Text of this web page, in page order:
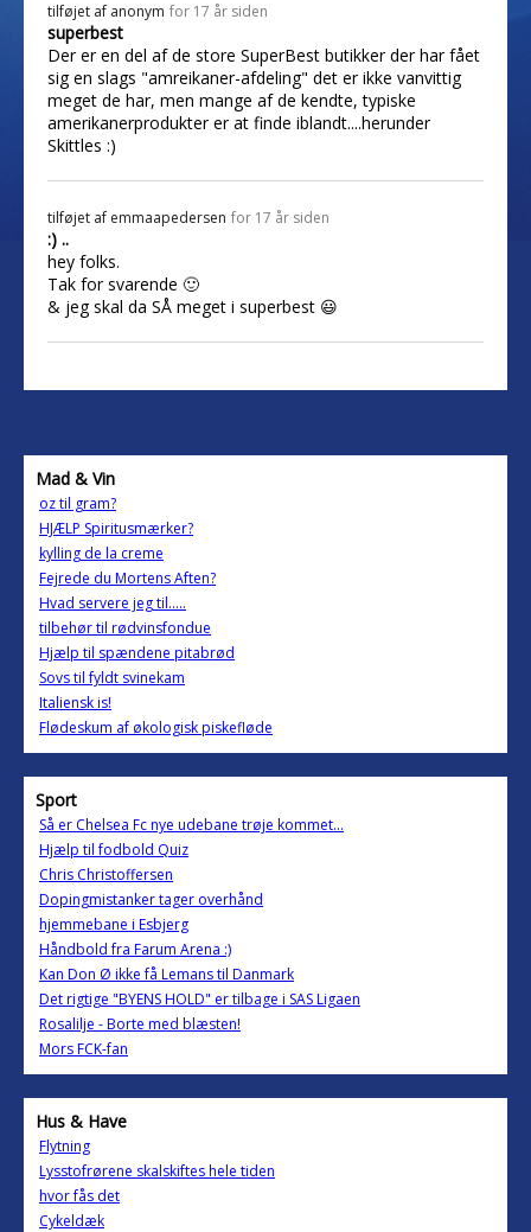
tilføjet af anonym for 17 år siden
superbest
Der er en del af de store SuperBest butikker der har fået
sig en slags "amreikaner-afdeling" det er ikke vanvittig
meget de har, men mange af de kendte, typiske
amerikanerprodukter er at finde iblandt....herunder
Skittles :)
tilføjet af emmaapedersen for 17 år siden
:) ..
hey folks.
Tak for svarende 🙂
& jeg skal da SÅ meget i superbest 😃
Mad & Vin
oz til gram?
HJÆLP Spiritusmærker?
kylling de la creme
Fejrede du Mortens Aften?
Hvad servere jeg til.....
tilbehør til rødvinsfondue
Hjælp til spændene pitabrød
Sovs til fyldt svinekam
Italiensk is!
Flødeskum af økologisk piskefløde
Sport
Så er Chelsea Fc nye udebane trøje kommet...
Hjælp til fodbold Quiz
Chris Christoffersen
Dopingmistanker tager overhånd
hjemmebane i Esbjerg
Håndbold fra Farum Arena :)
Kan Don Ø ikke få Lemans til Danmark
Det rigtige "BYENS HOLD" er tilbage i SAS Ligaen
Rosalilje - Borte med blæsten!
Mors FCK-fan
Hus & Have
Flytning
Lysstofrørene skalskiftes hele tiden
hvor fås det
Cykeldæk